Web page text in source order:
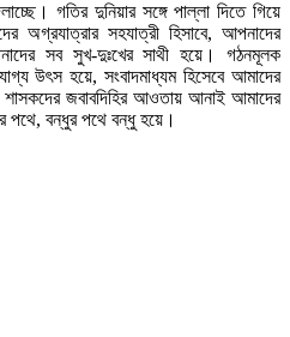
গতির দুনিয়ার সঙ্গে পাল্লা দিতে গিয়ে
অগ্রযাত্রার সহযাত্রী হিসাবে, আপনাদের
সব সুখ-দুঃখের সাথী হয়ে। গঠনমূলক
উ‍ৎস হয়ে, সংবাদমাধ্যম হিসেবে আমাদের
জবাবদিহির আওতায় আনাই আমাদের
পথে, বন্ধুর পথে বন্ধু হয়ে।